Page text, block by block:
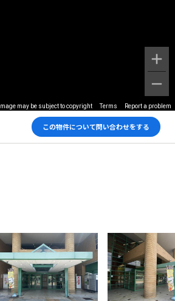
Image may be subject to copyright Terms Report a problem
この物件について問い合わせをする